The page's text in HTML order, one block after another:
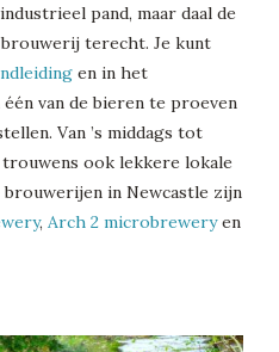
pand, maar daal de
terecht. Je kunt
en in het
van de bieren te proeven
Van ’s middags tot
ook lekkere lokale
brouwerijen in Newcastle zijn
, Arch 2 microbreweryen